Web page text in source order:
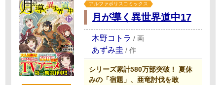
アルファポリスコミックス
月が導く異世界道中17
木野コトラ / 画
あずみ圭 / 作
シリーズ累計580万部突破！ 夏休
みの「宿題」、亜竜討伐を敢